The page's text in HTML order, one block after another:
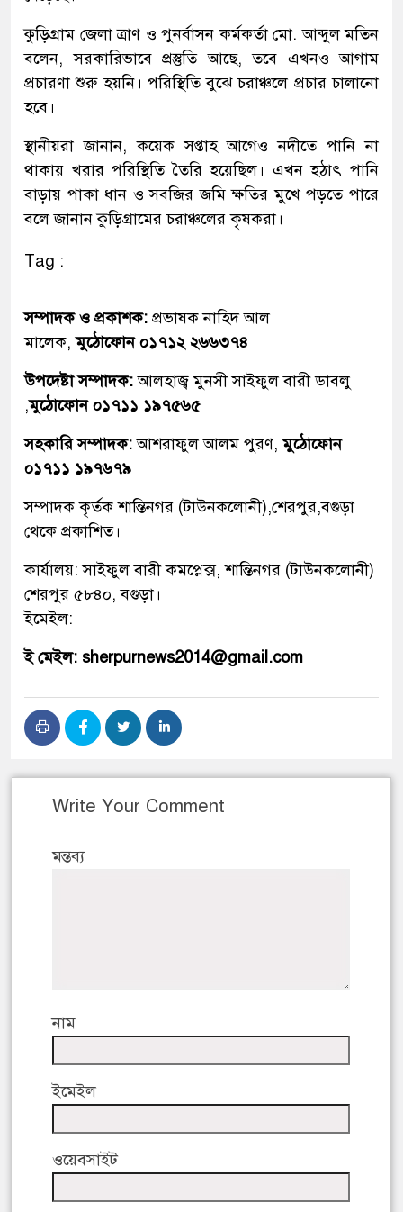
কুড়িগ্রাম জেলা ত্রাণ ও পুনর্বাসন কর্মকর্তা মো. আব্দুল মতিন
বলেন, সরকারিভাবে প্রস্তুতি আছে, তবে এখনও আগাম
প্রচারণা শুরু হয়নি। পরিস্থিতি বুঝে চরাঞ্চলে প্রচার চালানো
হবে।
স্থানীয়রা জানান, কয়েক সপ্তাহ আগেও নদীতে পানি না
থাকায় খরার পরিস্থিতি তৈরি হয়েছিল। এখন হঠাৎ পানি
বাড়ায় পাকা ধান ও সবজির জমি ক্ষতির মুখে পড়তে পারে
বলে জানান কুড়িগ্রামের চরাঞ্চলের কৃষকরা।
Tag :
সম্পাদক ও প্রকাশক: প্রভাষক নাহিদ আল
মালেক,মুঠোফোন ০১৭১২ ২৬৬৩৭৪
উপদেষ্টা সম্পাদক:আলহাজ্ব মুনসী সাইফুল বারী ডাবলু
,মুঠোফোন ০১৭১১ ১৯৭৫৬৫
সহকারি সম্পাদক:আশরাফুল আলম পুরণ,মুঠোফোন
০১৭১১ ১৯৭৬৭৯
সম্পাদক কৃর্তক শান্তিনগর (টাউনকলোনী),শেরপুর,বগুড়া
থেকে প্রকাশিত।
কার্যালয়: সাইফুল বারী কমপ্লেক্স, শান্তিনগর (টাউনকলোনী)
শেরপুর ৫৮৪০, বগুড়া।
ইমেইল:
ই মেইল: sherpurnews2014@gmail.com
Write Your Comment
মন্তব্য
নাম
ইমেইল
ওয়েবসাইট